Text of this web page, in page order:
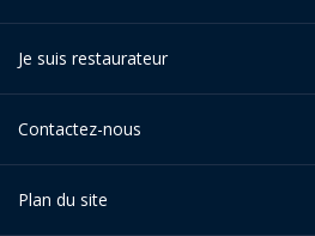
Je suis restaurateur
Contactez-nous
Plan du site